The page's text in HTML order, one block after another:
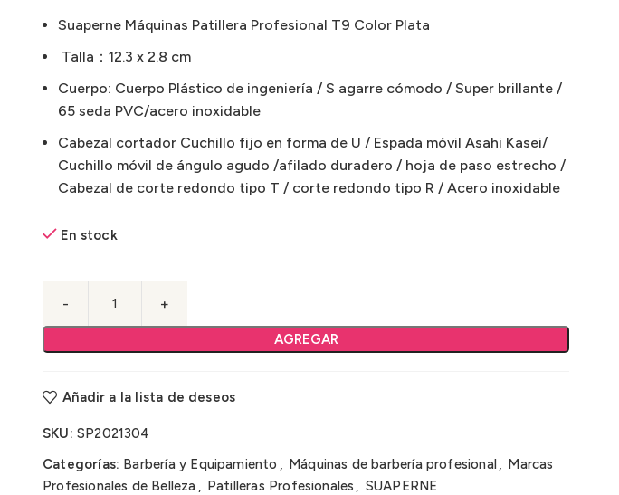
Suaperne Máquinas Patillera Profesional T9 Color Plata
Talla：12.3 x 2.8 cm
Cuerpo: Cuerpo Plástico de ingeniería / S agarre cómodo / Super brillante /
65 seda PVC/acero inoxidable
Cabezal cortador Cuchillo fijo en forma de U / Espada móvil Asahi Kasei/
Cuchillo móvil de ángulo agudo /afilado duradero / hoja de paso estrecho /
Cabezal de corte redondo tipo T / corte redondo tipo R / Acero inoxidable
En stock
AGREGAR
Añadir a la lista de deseos
SKU: SP2021304
Categorías: Barbería y Equipamiento , Máquinas de barbería profesional, Marcas
Profesionales de Belleza , Patilleras Profesionales , SUAPERNE